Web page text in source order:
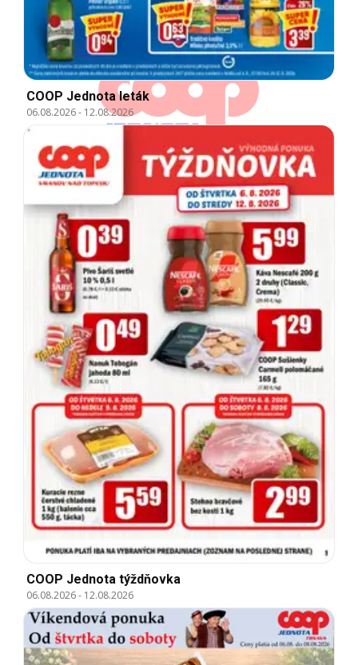
COOP Jednota leták
06.08.2026- 12.08.2026
COOP Jednota týždňovka
06.08.2026- 12.08.2026